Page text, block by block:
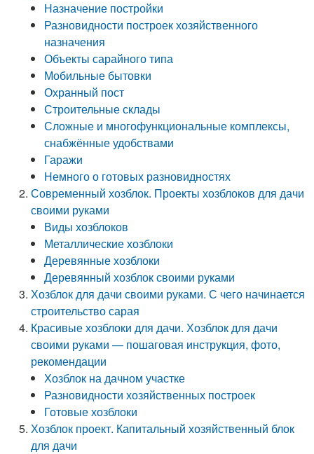
Назначение постройки
Разновидности построек хозяйственного
назначения
Объекты сарайного типа
Мобильные бытовки
Охранный пост
Строительные склады
Сложные и многофункциональные комплексы,
снабжённые удобствами
Гаражи
Немного о готовых разновидностях
Современный хозблок. Проекты хозблоков для дачи
своими руками
Виды хозблоков
Металлические хозблоки
Деревянные хозблоки
Деревянный хозблок своими руками
Хозблок для дачи своими руками. С чего начинается
строительство сарая
Красивые хозблоки для дачи. Хозблок для дачи
своими руками — пошаговая инструкция, фото,
рекомендации
Хозблок на дачном участке
Разновидности хозяйственных построек
Готовые хозблоки
Хозблок проект. Капитальный хозяйственный блок
для дачи